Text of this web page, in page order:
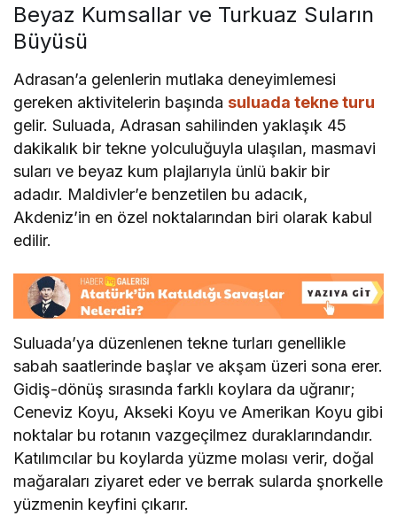
Beyaz Kumsallar ve Turkuaz Suların
Büyüsü
Adrasan’a gelenlerin mutlaka deneyimlemesi
gereken aktivitelerin başında suluada tekne turu
gelir. Suluada, Adrasan sahilinden yaklaşık 45
dakikalık bir tekne yolculuğuyla ulaşılan, masmavi
suları ve beyaz kum plajlarıyla ünlü bakir bir
adadır. Maldivler’e benzetilen bu adacık,
Akdeniz’in en özel noktalarından biri olarak kabul
edilir.
Suluada’ya düzenlenen tekne turları genellikle
sabah saatlerinde başlar ve akşam üzeri sona erer.
Gidiş-dönüş sırasında farklı koylara da uğranır;
Ceneviz Koyu, Akseki Koyu ve Amerikan Koyu gibi
noktalar bu rotanın vazgeçilmez duraklarındandır.
Katılımcılar bu koylarda yüzme molası verir, doğal
mağaraları ziyaret eder ve berrak sularda şnorkelle
yüzmenin keyfini çıkarır.